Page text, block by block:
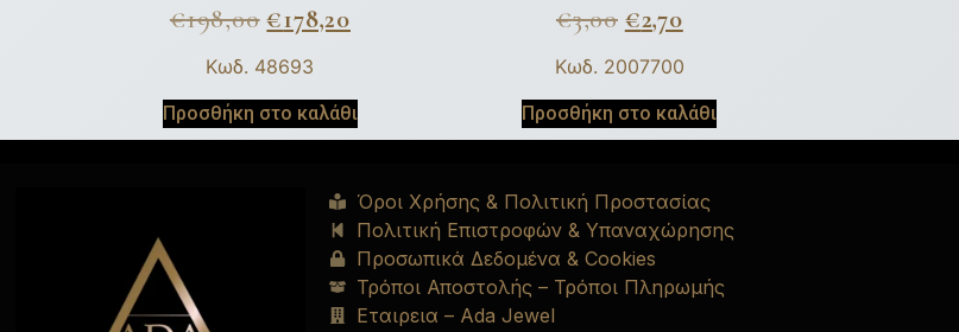
€198,00 €178,20
Κωδ. 48693
Προσθήκη στο καλάθι
€3,00 €2,70
Κωδ. 2007700
Προσθήκη στο καλάθι
Όροι Χρήσης & Πολιτική Προστασίας
Πολιτική Επιστροφών & Υπαναχώρησης
Προσωπικά Δεδομένα & Cookies
Τρόποι Αποστολής – Τρόποι Πληρωμής
Εταιρεια – Ada Jewel